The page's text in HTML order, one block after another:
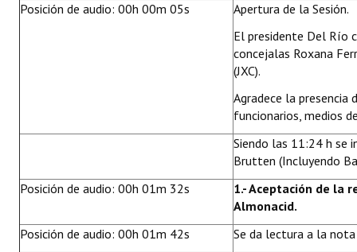
Ciudadano Ilustre - Registro
Bariloche, Municipio intercultural
Posición de audio: 00h 00m 05s
Apertura de la Sesión.
El presidente Del Río
concejalas Roxana
(JXC).
Agradece la
funcionarios, medios
Siendo las 11:24 h se
Brutten (Incluyendo
Posición de audio: 00h 01m 32s
1.- Aceptación de la
Almonacid.
Posición de audio: 00h 01m 42s
Se da lectura a la nota